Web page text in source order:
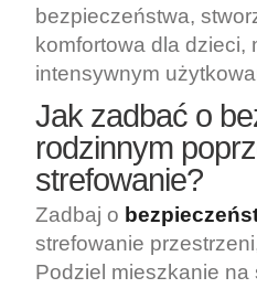
bezpieczeństwa,
komfortowa dla
intensywnym
Jak zadbać o
rodzinnym
strefowanie?
Zadbaj o
strefowanie
Podziel mieszkanie